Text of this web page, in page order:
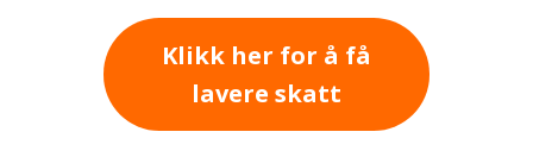
Klikk her for å få
lavere skatt